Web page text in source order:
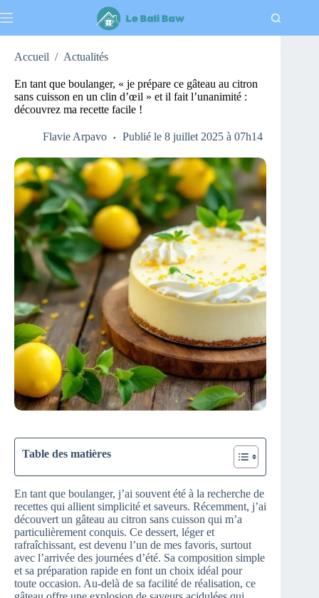
au
Accueil / Actualités
En tant que boulanger, « je prépare ce gâteau au citron
sans cuisson en un clin d’œil » et il fait l’unanimité :
découvrez ma recette facile !
Flavie Arpavo Publié le 8 juillet 2025 à 07h14
Table des matières
En tant que boulanger, j’ai souvent été à la recherche de
recettes qui allient simplicité et saveurs. Récemment, j’ai
découvert un gâteau au citron sans cuisson qui m’a
particulièrement conquis. Ce dessert, léger et
rafraîchissant, est devenu l’un de mes favoris, surtout
avec l’arrivée des journées d’été. Sa composition simple
et sa préparation rapide en font un choix idéal pour
toute occasion. Au-delà de sa facilité de réalisation, ce